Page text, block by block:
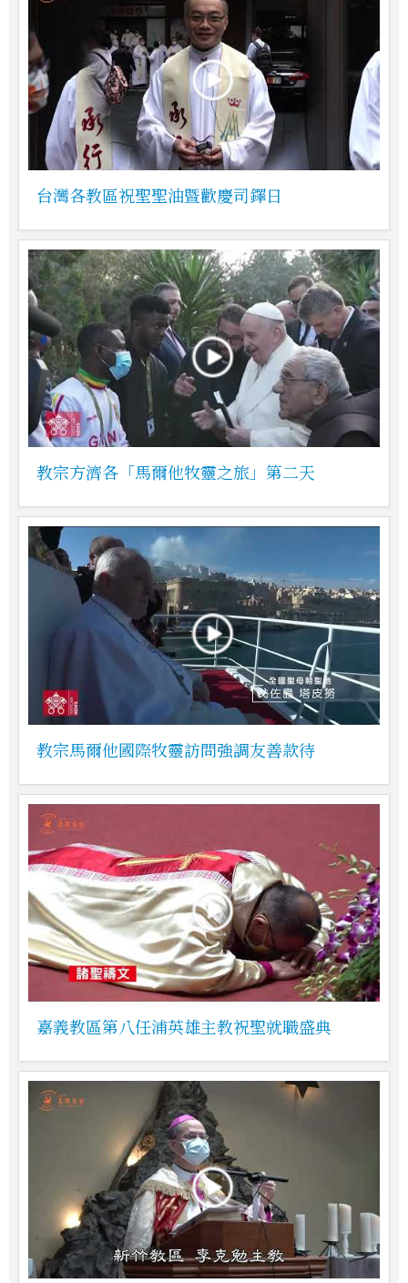
台灣各教區祝聖聖油暨歡慶司鐸日
教宗方濟各「馬爾他牧靈之旅」第二天
教宗馬爾他國際牧靈訪問強調友善款待
嘉義教區第八任浦英雄主教祝聖就職盛典